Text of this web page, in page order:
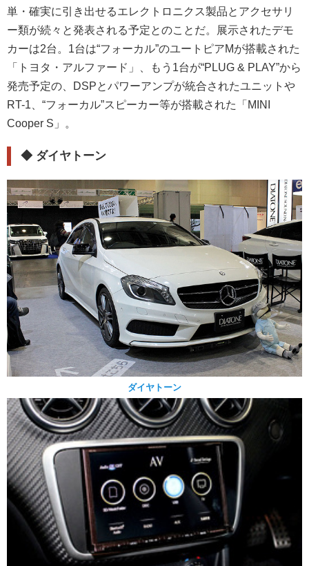
単・確実に引き出せるエレクトロニクス製品とアクセサリ
ー類が続々と発表される予定とのことだ。展示されたデモ
カーは2台。1台は“フォーカル”のユートピアMが搭載された
「トヨタ・アルファード」、もう1台が“PLUG & PLAY”から
発売予定の、DSPとパワーアンプが統合されたユニットや
RT-1、“フォーカル”スピーカー等が搭載された「MINI
Cooper S」。
◆ ダイヤトーン
ダイヤトーン